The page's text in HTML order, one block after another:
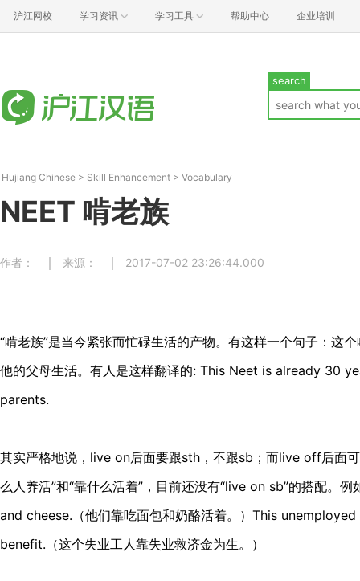
沪江网校 学习资讯 学习工具 帮助中心 企业培训
search
Hujiang Chinese > Skill Enhancement > Vocabulary
NEET 啃老族
作者： 来源： 2017-07-02 23:26:44.000
“啃老族”是当今紧张而忙碌生活的产物。有这样一个句子：这
他的父母生活。有人是这样翻译的: This Neet is already 30
parents.
其实严格地说，live on后面要跟sth，不跟sb；而live off后面
么人养活”和“靠什么活着”，目前还没有“live on sb”的搭配。
and cheese.（他们靠吃面包和奶酪活着。）This
benefit.（这个失业工人靠失业救济金为生。）